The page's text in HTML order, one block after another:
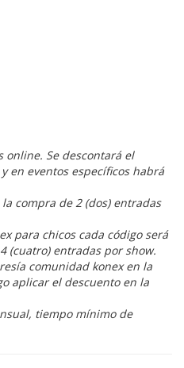
online. Se descontará el
en eventos específicos habrá
compra de 2 (dos) entradas
para chicos cada código será
(cuatro) entradas por show.
comunidad konex en la
aplicar el descuento en la
tiempo mínimo de